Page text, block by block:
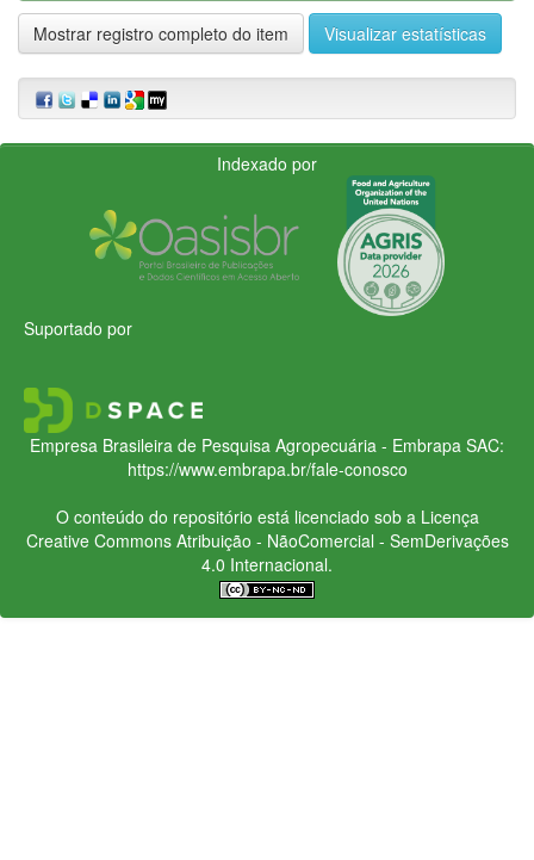
Mostrar registro completo do item Visualizar estatísticas
Indexado por
Suportado por
Empresa Brasileira de Pesquisa Agropecuária - Embrapa SAC:
https://www.embrapa.br/fale-conosco
O conteúdo do repositório está licenciado sob a Licença
Creative CommonsAtribuição - NãoComercial - SemDerivações
4.0 Internacional.